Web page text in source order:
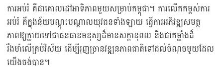
ការអប់រំ គឺជាគោលដៅអាទិភាពមួយសម្រាប់កម្ពុជា។ ការលើកកម្ពស់ការ
អប់រំ គឺក្នុងន័យបណ្ដុះបណ្ដាលយុវជនទាំងឡាយ ធ្វើការអភិវឌ្ឍសមត្ថ
ភាពឱ្យក្លាយទៅជាធនធានមនុស្សដ៏មានសក្ដានុពល និងជាកម្លាំងដ៏
រឹងមាំលើគ្រប់វិស័យ ដើម្បីរុញច្រានវឌ្ឍនភាពជាតិទៅដល់ចំណុចមួយដែល
យើងចង់បាន។